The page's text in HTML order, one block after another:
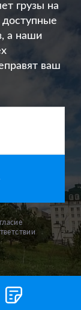
грузы на
доступные
а наши
ваш